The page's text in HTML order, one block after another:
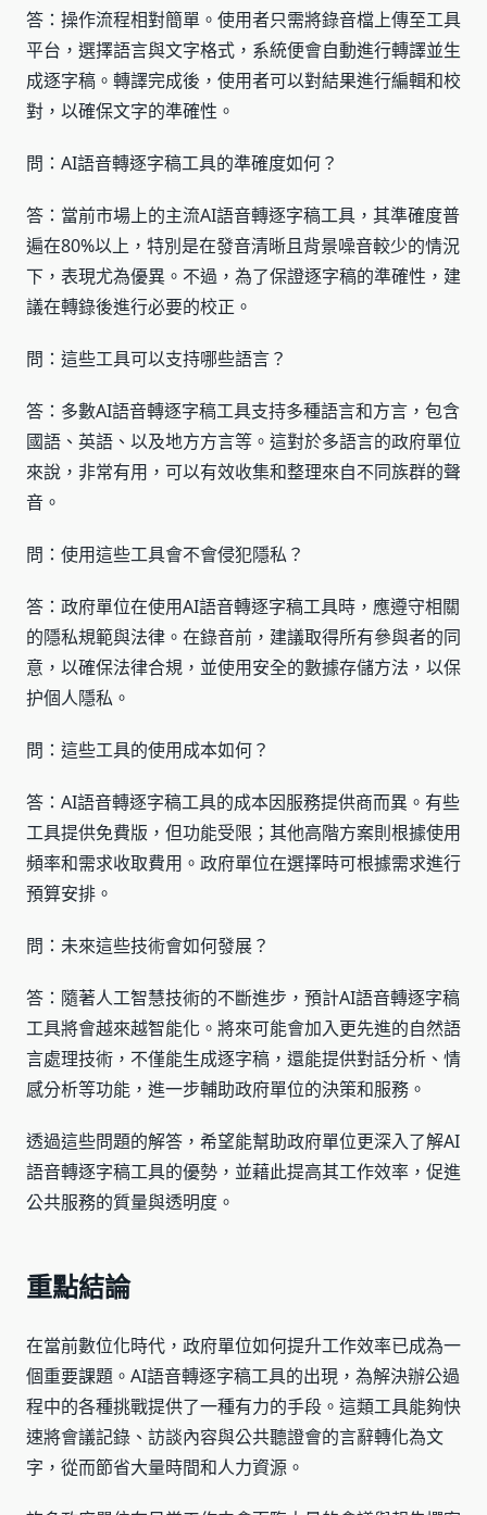
答：操作流程相對簡單。使用者只需將錄音檔上傳至工具
平台，選擇語言與文字格式，系統便會自動進行轉譯並生
成逐字稿。轉譯完成後，使用者可以對結果進行編輯和校
對，以確保文字的準確性。
問：AI語音轉逐字稿工具的準確度如何？
答：當前市場上的主流AI語音轉逐字稿工具，其準確度普
遍在80%以上，特別是在發音清晰且背景噪音較少的情況
下，表現尤為優異。不過，為了保證逐字稿的準確性，建
議在轉錄後進行必要的校正。
問：這些工具可以支持哪些語言？
答：多數AI語音轉逐字稿工具支持多種語言和方言，包含
國語、英語、以及地方方言等。這對於多語言的政府單位
來說，非常有用，可以有效收集和整理來自不同族群的聲
音。
問：使用這些工具會不會侵犯隱私？
答：政府單位在使用AI語音轉逐字稿工具時，應遵守相關
的隱私規範與法律。在錄音前，建議取得所有參與者的同
意，以確保法律合規，並使用安全的數據存儲方法，以保
护個人隱私。
問：這些工具的使用成本如何？
答：AI語音轉逐字稿工具的成本因服務提供商而異。有些
工具提供免費版，但功能受限；其他高階方案則根據使用
頻率和需求收取費用。政府單位在選擇時可根據需求進行
預算安排。
問：未來這些技術會如何發展？
答：隨著人工智慧技術的不斷進步，預計AI語音轉逐字稿
工具將會越來越智能化。將來可能會加入更先進的自然語
言處理技術，不僅能生成逐字稿，還能提供對話分析、情
感分析等功能，進一步輔助政府單位的決策和服務。
透過這些問題的解答，希望能幫助政府單位更深入了解AI
語音轉逐字稿工具的優勢，並藉此提高其工作效率，促進
公共服務的質量與透明度。
重點結論
在當前數位化時代，政府單位如何提升工作效率已成為一
個重要課題。AI語音轉逐字稿工具的出現，為解決辦公過
程中的各種挑戰提供了一種有力的手段。這類工具能夠快
速將會議記錄、訪談內容與公共聽證會的言辭轉化為文
字，從而節省大量時間和人力資源。